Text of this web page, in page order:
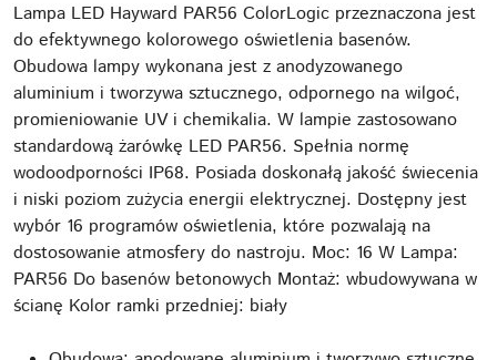
Lampa LED Hayward PAR56 ColorLogic przeznaczona jest
do efektywnego kolorowego oświetlenia basenów.
Obudowa lampy wykonana jest z anodyzowanego
aluminium i tworzywa sztucznego, odpornego na wilgoć,
promieniowanie UV i chemikalia. W lampie zastosowano
standardową żarówkę LED PAR56. Spełnia normę
wodoodporności IP68. Posiada doskonałą jakość świecenia
i niski poziom zużycia energii elektrycznej. Dostępny jest
wybór 16 programów oświetlenia, które pozwalają na
dostosowanie atmosfery do nastroju. Moc: 16 W Lampa:
PAR56 Do basenów betonowych Montaż: wbudowywana w
ścianę Kolor ramki przedniej: biały